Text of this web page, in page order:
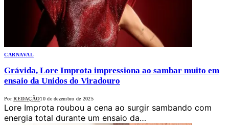
CARNAVAL
Grávida, Lore Improta impressiona ao sambar muito em
ensaio da Unidos do Viradouro
Por REDAÇÃO10 de dezembro de 2025
Lore Improta roubou a cena ao surgir sambando com
energia total durante um ensaio da…